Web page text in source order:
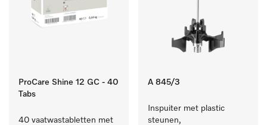
ProCare Shine 12 GC - 40
Tabs
40 vaatwastabletten met
A 845/3
Inspuiter met plastic
steunen,